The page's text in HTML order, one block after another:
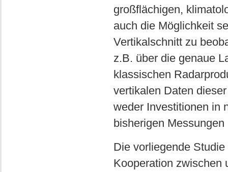
großflächigen,
auch die Möglichkeit
Vertikalschnitt zu
z.B. über die genaue
klassischen
vertikalen Daten
weder Investitionen in
bisherigen
Die vorliegende
Kooperation zwischen